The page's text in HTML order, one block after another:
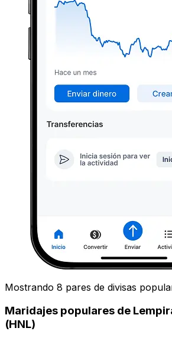
Mostrando 8 pares de divisas
Maridajes populares de
(HNL)